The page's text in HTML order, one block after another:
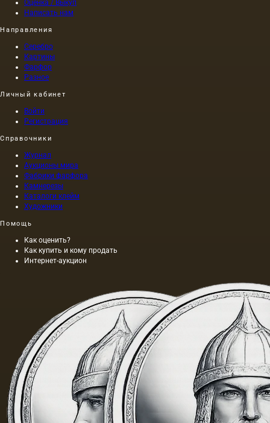
Оценка / Выкуп
Написать нам
Направления
Серебро
Картины
Фарфор
Разное
Личный кабинет
Войти
Регистрация
Справочники
Журнал
Аукционы мира
Фабрики фарфора
Камнерезы
Каталоги клейм
Художники
Помощь
Как оценить?
Как купить и кому продать
Интернет-аукцион